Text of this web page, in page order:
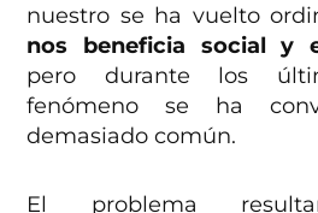
nuestro se ha vuelto
nos beneficia social y
pero durante los
fenómeno se ha
demasiado común.
El problema